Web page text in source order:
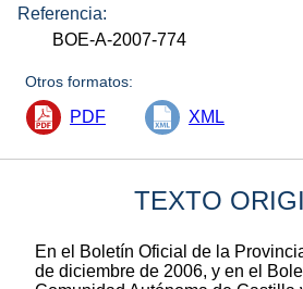
Referencia:
BOE-A-2007-774
Otros formatos:
PDF XML
TEXTO
En el Boletín Oficial de la
de diciembre de 2006, y en el